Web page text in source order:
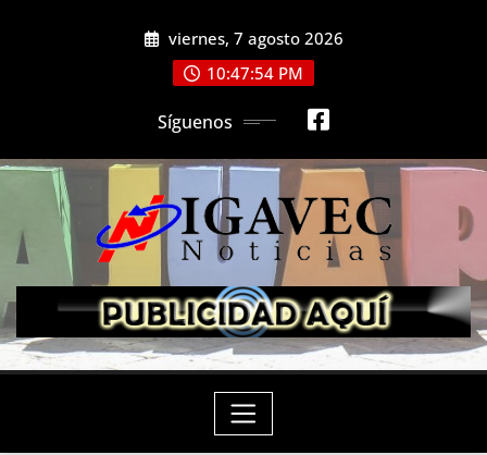
viernes, 7 agosto 2026
10:47:56 PM
Síguenos